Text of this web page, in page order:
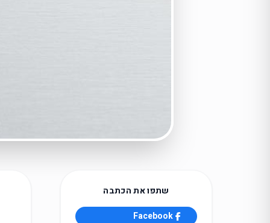
שתפו את הכתבה
Facebook